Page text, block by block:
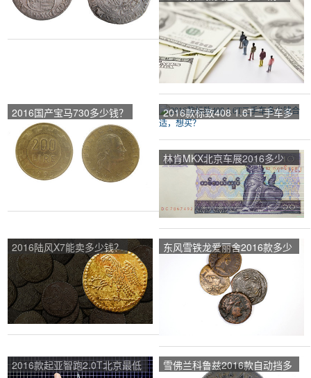
2016国产宝马730多少钱？
2016款标致408 1.6T二手车多
少钱合适，想买？
林肯MKX北京车展2016多少
2016陆风X7能卖多少钱？
东风雪铁龙爱丽舍2016款多少
2016款起亚智跑2.0T北京最低
雪佛兰科鲁兹2016款自动挡多